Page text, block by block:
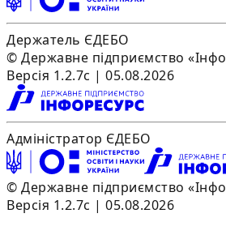
Держатель ЄДЕБО
© Державне підприємство
Версія 1.2.7c | 05.08.2026
Адміністратор ЄДЕБО
© Державне підприємство
Версія 1.2.7c | 05.08.2026